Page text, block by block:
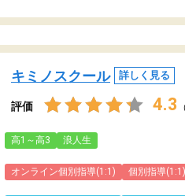
キミノスクール 詳しく見る
評価 4.3
高1～高3 浪人生
オンライン個別指導(1:1) 個別指導(1:1)